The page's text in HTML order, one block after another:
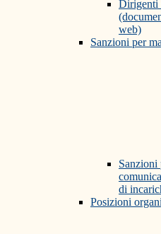
Dirigenti
web)
Sanzioni per
Sanzioni
di
Posizioni